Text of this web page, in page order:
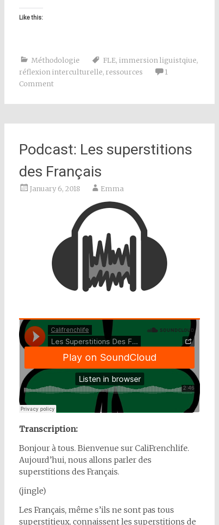
Like this:
Méthodologie FLE, immersion liguistqiue,
réflexion interculturelle, ressources
1
Comment
Podcast: Les superstitions
des Français
January 6, 2018 Emma
Transcription:
Bonjour à tous. Bienvenue sur CaliFrenchlife.
Aujourd’hui, nous allons parler des
superstitions des Français.
(jingle)
Les Français, même s’ils ne sont pas tous
superstitieux, connaissent les superstitions de